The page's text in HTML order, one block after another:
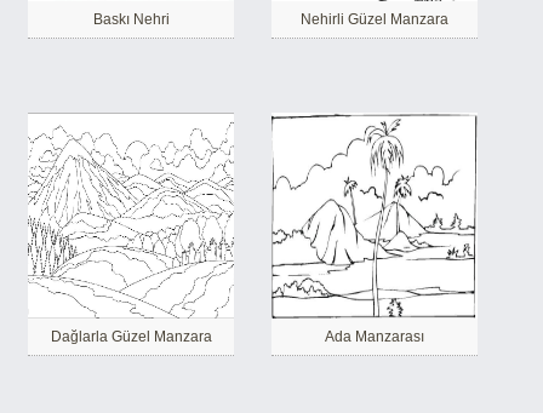
Baskı Nehri Nehirli Güzel Manzara
Dağlarla Güzel Manzara Ada Manzarası